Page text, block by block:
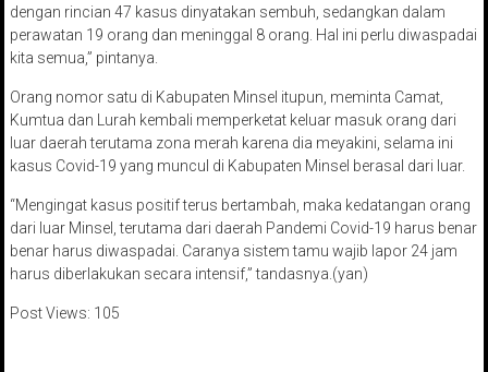
dengan rincian 47 kasus dinyatakan sembuh, sedangkan dalam
perawatan 19 orang dan meninggal 8 orang. Hal ini perlu diwaspadai
kita semua,” pintanya.
Orang nomor satu di Kabupaten Minsel itupun, meminta Camat,
Kumtua dan Lurah kembali memperketat keluar masuk orang dari
luar daerah terutama zona merah karena dia meyakini, selama ini
kasus Covid-19 yang muncul di Kabupaten Minsel berasal dari luar.
“Mengingat kasus positif terus bertambah, maka kedatangan orang
dari luar Minsel, terutama dari daerah Pandemi Covid-19 harus benar
benar harus diwaspadai. Caranya sistem tamu wajib lapor 24 jam
harus diberlakukan secara intensif,” tandasnya.(yan)
Post Views: 105